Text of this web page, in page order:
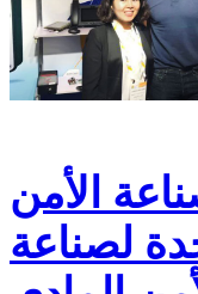
الأمن
لصناعة